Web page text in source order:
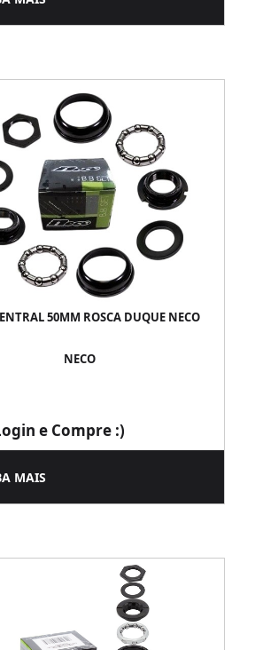
50MM ROSCA DUQUE NECO
NECO
e Compre :)
MAIS